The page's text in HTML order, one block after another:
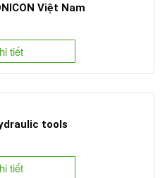
Việt Nam
tiết
tools
tiết